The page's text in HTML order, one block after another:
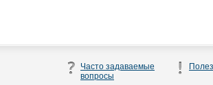
Часто задаваемые
вопросы